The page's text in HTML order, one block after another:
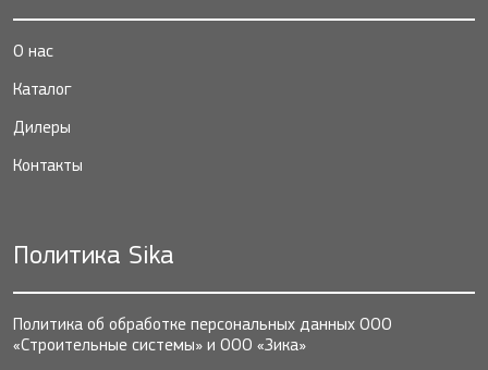
О нас
Каталог
Дилеры
Контакты
Политика Sika
Политика об обработке персональных данных ООО
«Строительные системы» и ООО «Зика»